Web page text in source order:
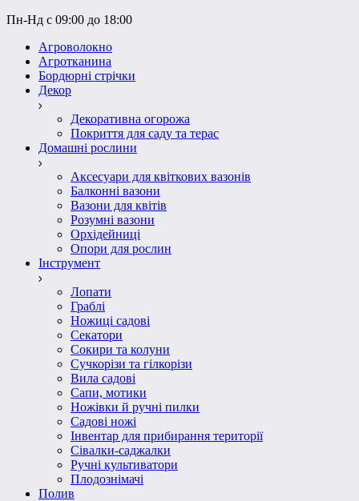
Пн-Нд с 09:00 до 18:00
Агроволокно
Агротканина
Бордюрні стрічки
Декор
Декоративна огорожа
Покриття для саду та терас
Домашні рослини
Аксесуари для квіткових вазонів
Балконні вазони
Вазони для квітів
Розумні вазони
Орхідейниці
Опори для рослин
Інструмент
Лопати
Граблі
Ножиці садові
Секатори
Сокири та колуни
Сучкорізи та гілкорізи
Вила садові
Сапи, мотики
Ножівки й ручні пилки
Садові ножі
Інвентар для прибирання території
Сівалки-саджалки
Ручні культиватори
Плодознімачі
Полив